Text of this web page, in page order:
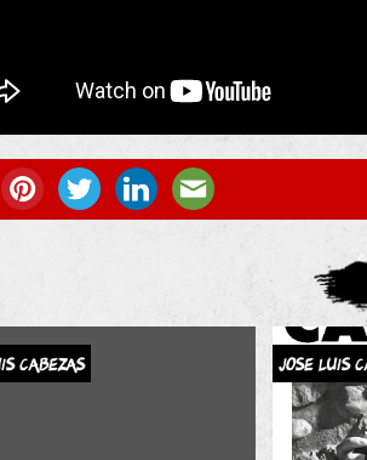
CABEZAS JOSE LUIS